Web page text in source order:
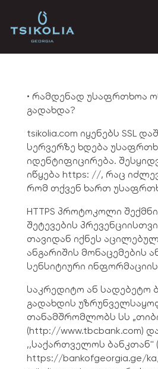
• რამდენად უსაფრთხოა
გადახდა?
tsikolia.com იყენებს SSL
სერვერზე ხდება
იდენტიფიცირება.
იწყება https: //, რაც
რომ თქვენ ხართ
HTTPS პროტოკოლი
შეტევების
თავიდან იქნეს
ანგარიშის მონაცემების
სენსიტიური
საკრედიტო ან სადებეტო
გადახდის
თანამშრომლობს სს
(http://www.tbcbank.com)
,,საქართველოს ბანკთან'' (
https://bankofgeorgia.ge/